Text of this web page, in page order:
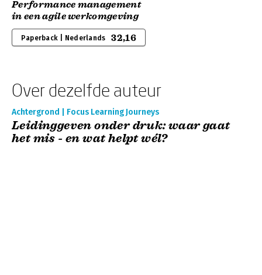
Performance management
in een agile werkomgeving
Paperback | Nederlands 32,16
Over dezelfde auteur
Achtergrond | Focus Learning Journeys
Leidinggeven onder druk: waar gaat
het mis - en wat helpt wél?